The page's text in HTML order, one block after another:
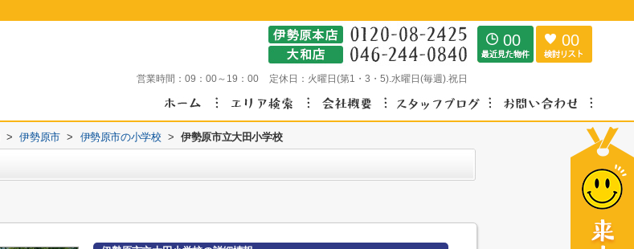
営業時間： 09：00～19：00 定休日： 火曜日(第1・3・5).水曜日(毎週).祝日
00 00
> 伊勢原市 > 伊勢原市の小学校 > 伊勢原市立大田小学校